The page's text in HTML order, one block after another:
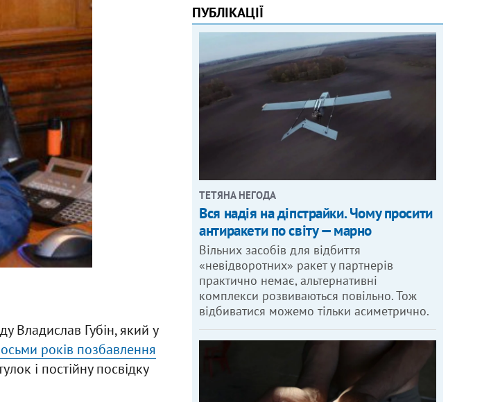
Владислав Губін, який у
років позбавлення
і постійну посвідку
ПУБЛІКАЦІЇ
ТЕТЯНА НЕГОДА
Вся надія на діпстрайки. Чому просити
антиракети по світу — марно
Вільних засобів для відбиття
«невідворотних» ракет у партнерів
практично немає, альтернативні
комплекси розвиваються повільно. Тож
відбиватися можемо тільки асиметрично.